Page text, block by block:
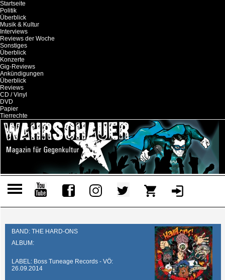
Startseite
Politik
Überblick
Musik & Kultur
Interviews
Reviews der Woche
Sonstiges
Überblick
Konzerte
Gig-Reviews
Ankündigungen
Überblick
Reviews
CD / Vinyl
DVD
Papier
Tierrechte
BAND: THE HARD-ONS
ALBUM:
LABEL: Boss Tuneage Records - VÖ:
26.09.2014